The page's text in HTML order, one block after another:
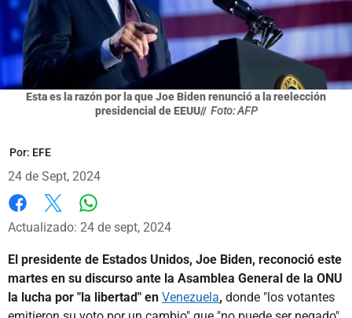
Esta es la razón por la que Joe Biden renunció a la reelección
presidencial de EEUU// Foto: AFP
Por: EFE
24 de Sept, 2024
Facebook
X
Actualizado: 24 de sept, 2024
El presidente de Estados Unidos, Joe Biden, reconoció este
martes en su discurso ante la Asamblea General de la ONU
la lucha por "la libertad" en Venezuela, donde "los votantes